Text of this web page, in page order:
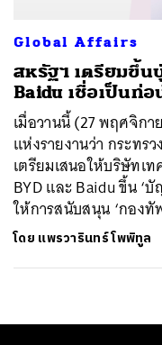
Global Affairs
สหรัฐฯ เตรียมขึ้น
Baidu เชื่อเป็นท่อ
เมื่อวานนี้ (27 พฤศจิก
แห่งรายงานว่า กระทร
เตรียมเสนอให้บริษัทเ
BYD และ Baidu ขึ้น
ให้การสนับสนุน ‘กองทั
โดย แพรวารินทร์ โพพิทูล
SHARE